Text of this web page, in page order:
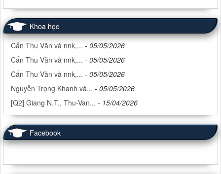
Khoa học
Cấn Thu Văn và nnk,... - 05/05/2026
Cấn Thu Văn và nnk,... - 05/05/2026
Cấn Thu Văn và nnk,... - 05/05/2026
Nguyễn Trọng Khanh và... - 05/05/2026
[Q2] Giang N.T., Thu-Van... - 15/04/2026
Facebook